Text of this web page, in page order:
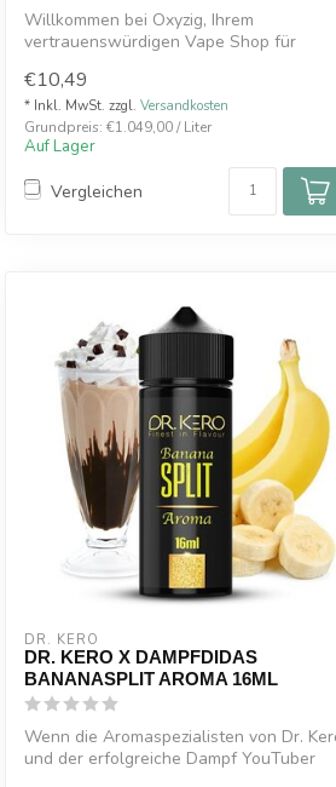
Willkommen bei Oxyzig, Ihrem
vertrauenswürdigen Vape Shop für
€10,49
* Inkl. MwSt. zzgl. Versandkosten
Grundpreis: €1.049,00 / Liter
Auf Lager
Vergleichen
DR. KERO
DR. KERO X DAMPFDIDAS
BANANASPLIT AROMA 16ML
Wenn die Aromaspezialisten von Dr.
und der erfolgreiche Dampf YouTuber